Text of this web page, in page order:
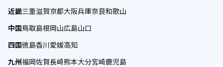
近畿三重滋賀京都大阪兵庫奈良和歌山
中国鳥取島根岡山広島山口
四国徳島香川愛媛高知
九州福岡佐賀長崎熊本大分宮崎鹿児島